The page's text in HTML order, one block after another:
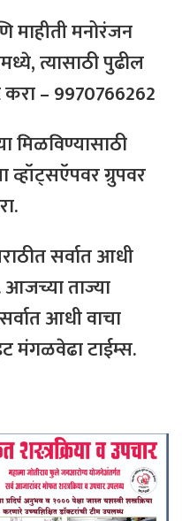
माहीती मनोरंजन
त्यासाठी पुढील
करा – 9970766262
मिळविण्यासाठी
ग्रुपवर
सर्वात आधी
ताज्या
आधी वाचा
मंगळवेढा टाईम्स.